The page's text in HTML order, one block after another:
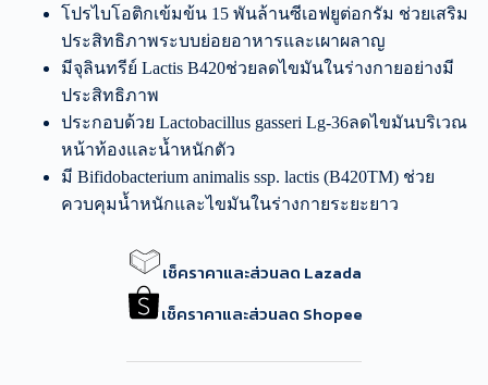
โปรไบโอติกเข้มข้น 15 พันล้านซีเอฟยูต่อกรัม ช่วยเสริม
ประสิทธิภาพระบบย่อยอาหารและเผาผลาญ
มีจุลินทรีย์ Lactis B420ช่วยลดไขมันในร่างกายอย่างมี
ประสิทธิภาพ
ประกอบด้วย Lactobacillus gasseri Lg-36ลดไขมันบริเวณ
หน้าท้องและน้ำหนักตัว
มี Bifidobacterium animalis ssp. lactis (B420TM) ช่วย
ควบคุมน้ำหนักและไขมันในร่างกายระยะยาว
เช็คราคาและส่วนลด Lazada
เช็คราคาและส่วนลด Shopee